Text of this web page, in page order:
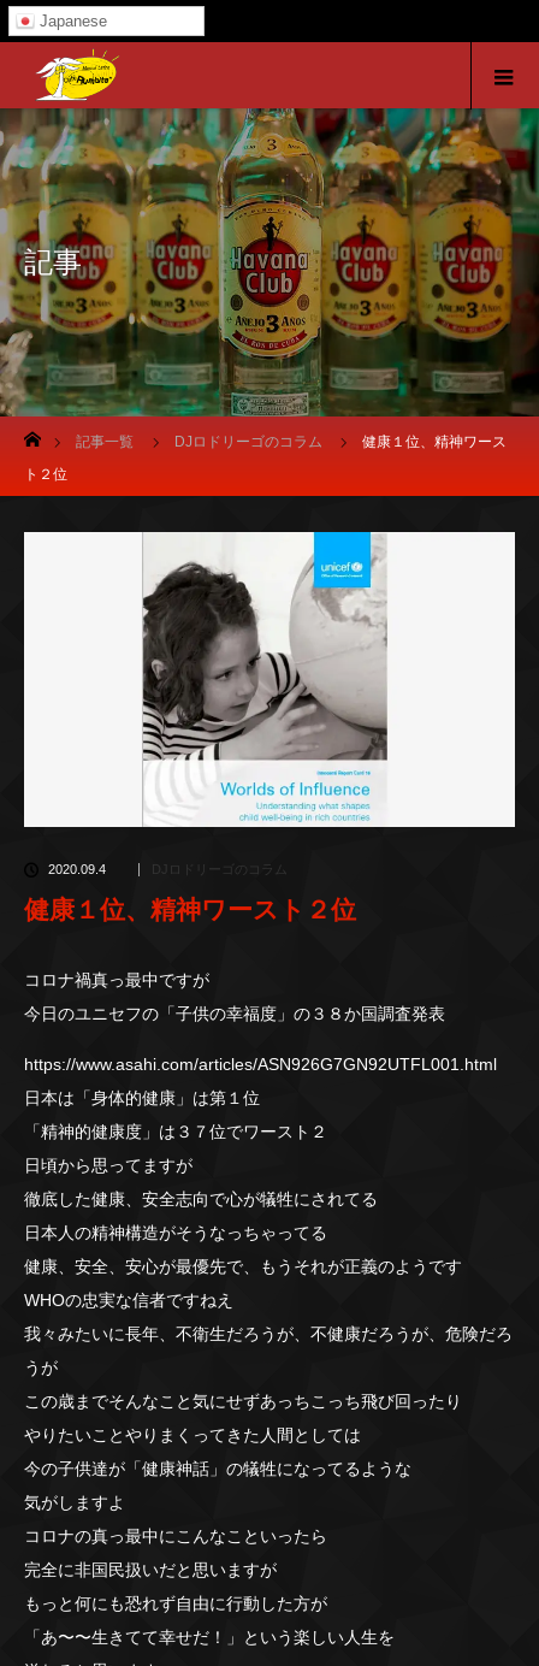
Japanese
記事
ホーム
記事一覧 DJロドリーゴのコラム
健康１位、精神ワース
ト２位
2020.09.4 DJロドリーゴのコラム
健康１位、精神ワースト２位
コロナ禍真っ最中ですが
今日のユニセフの「子供の幸福度」の３８か国調査発表
https://www.asahi.com/articles/ASN926G7GN92UTFL001.html
日本は「身体的健康」は第１位
「精神的健康度」は３７位でワースト２
日頃から思ってますが
徹底した健康、安全志向で心が犠牲にされてる
日本人の精神構造がそうなっちゃってる
健康、安全、安心が最優先で、もうそれが正義のようです
WHOの忠実な信者ですねえ
我々みたいに長年、不衛生だろうが、不健康だろうが、危険だろ
うが
この歳までそんなこと気にせずあっちこっち飛び回ったり
やりたいことやりまくってきた人間としては
今の子供達が「健康神話」の犠牲になってるような
気がしますよ
コロナの真っ最中にこんなこといったら
完全に非国民扱いだと思いますが
もっと何にも恐れず自由に行動した方が
「あ〜〜生きてて幸せだ！」という楽しい人生を